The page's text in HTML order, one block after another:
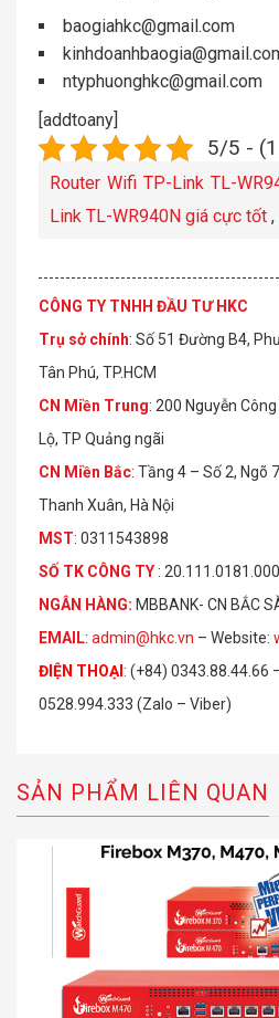
baogiahkc@gmail.com
ntyphuonghkc@gmail.com
[addtoany]
5/5 -
Router Wifi TP-Link TL-
Link TL-WR940N giá cực tốt ,
CÔNG TY TNHH ĐẦU TƯ HKC
Trụ sở chính: Số 51 Đường B4,
Tân Phú, TP.HCM
CN Miền Trung: 200 Nguyễn
Lộ, TP Quảng ngãi
CN Miền Bắc: Tầng 4 – Số 2, Ngõ
Thanh Xuân, Hà Nội
MST: 0311543898
SỐ TK CÔ NG TY :
NGÂN HÀNG: MBBANK- CN BẮC
EMAIL: admin@hkc.vn – Website:
ĐIỆN THOẠI : (+84) 0343.88.44.66
0528.994.333 (Zalo – Viber)
SẢN PHẨM LIÊN QUAN